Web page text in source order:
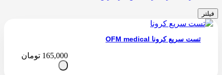
فیلتر
تست سریع کرونا OFM medical
165,000 تومان